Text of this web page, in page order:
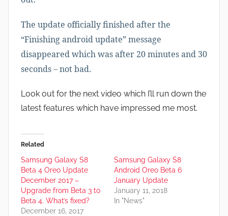
The update officially finished after the
“Finishing android update” message
disappeared which was after 20 minutes and 30
seconds – not bad.
Look out for the next video which I’ll run down the
latest features which have impressed me most.
Related
Samsung Galaxy S8
Beta 4 Oreo Update
December 2017 –
Upgrade from Beta 3 to
Beta 4. What’s fixed?
December 16, 2017
Samsung Galaxy S8
Android Oreo Beta 6
January Update
January 11, 2018
In "News"